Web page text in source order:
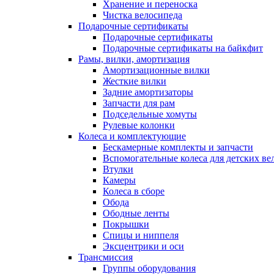
Хранение и переноска
Чистка велосипеда
Подарочные сертификаты
Подарочные сертификаты
Подарочные сертификаты на байкфит
Рамы, вилки, амортизация
Амортизационные вилки
Жесткие вилки
Задние амортизаторы
Запчасти для рам
Подседельные хомуты
Рулевые колонки
Колеса и комплектующие
Бескамерные комплекты и запчасти
Вспомогательные колеса для детских
Втулки
Камеры
Колеса в сборе
Обода
Ободные ленты
Покрышки
Спицы и ниппеля
Эксцентрики и оси
Трансмиссия
Группы оборудования